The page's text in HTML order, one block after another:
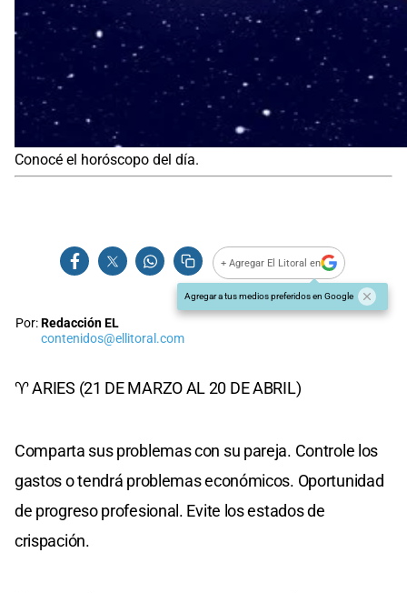
Conocé el horóscopo del día.
+ Agregar El Litoral en
Agregar a tus medios preferidos en Google
Por:Redacción EL
contenidos@ellitoral.com
♈ ARIES (21 DE MARZO AL 20 DE ABRIL)
Comparta sus problemas con su pareja. Controle los
gastos o tendrá problemas económicos. Oportunidad
de progreso profesional. Evite los estados de
crispación.